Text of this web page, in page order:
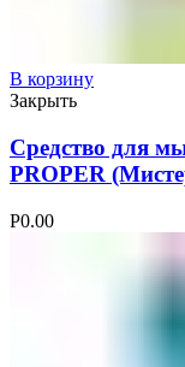
В корзину
Закрыть
Средство для
PROPER
Р0.00